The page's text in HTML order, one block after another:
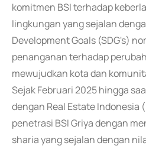
komitmen BSI terhadap
lingkungan yang sejalan
Development Goals (SDG's)
penanganan terhadap
mewujudkan kota dan
Sejak Februari 2025 hingga
dengan Real Estate Indonesia
penetrasi BSI Griya dengan
sharia yang sejalan dengan